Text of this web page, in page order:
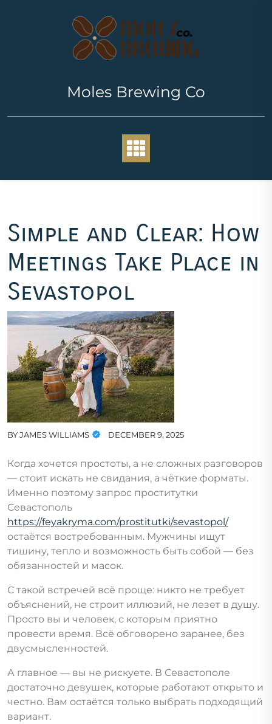
Moles Brewing Co
Simple and Clear: How
Meetings Take Place in
Sevastopol
BYJAMES WILLIAMS DECEMBER 9, 2025
Когда хочется простоты, а не сложных разговоров
— стоит искать не свидания, а чёткие форматы.
Именно поэтому запрос проститутки
Севастополь
https://feyakryma.com/prostitutki/sevastopol/
остаётся востребованным. Мужчины ищут
тишину, тепло и возможность быть собой — без
обязанностей и масок.
С такой встречей всё проще: никто не требует
объяснений, не строит иллюзий, не лезет в душу.
Просто вы и человек, с которым приятно
провести время. Всё обговорено заранее, без
двусмысленностей.
А главное — вы не рискуете. В Севастополе
достаточно девушек, которые работают открыто и
честно. Вам остаётся только выбрать подходящий
вариант.